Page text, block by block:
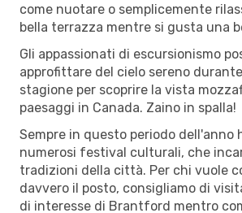
come nuotare o semplicemente
bella terrazza mentre si gusta una
Gli appassionati di escursionismo
approfittare del cielo sereno
stagione per scoprire la vista
paesaggi in Canada. Zaino in spalla!
Sempre in questo periodo dell'anno
numerosi festival culturali, che
tradizioni della città. Per chi vuole
davvero il posto, consigliamo di
di interesse di Brantford mentro